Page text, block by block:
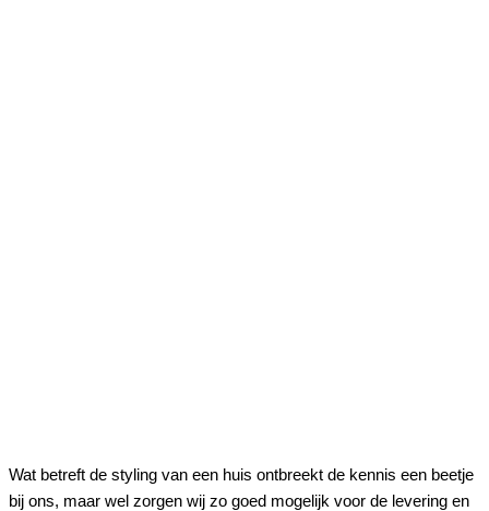
Wat betreft de styling van een huis ontbreekt de kennis een beetje
bij ons, maar wel zorgen wij zo goed mogelijk voor de levering en